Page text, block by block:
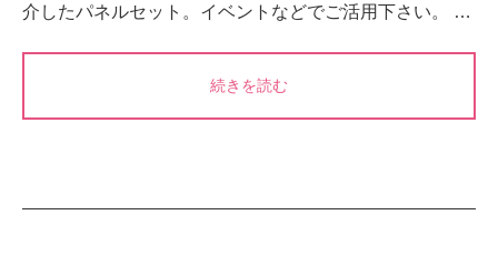
介したパネルセット。イベントなどでご活用下さい。 …
続きを読む